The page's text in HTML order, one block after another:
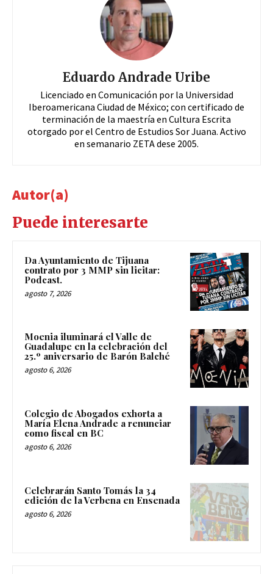
Eduardo Andrade Uribe
Licenciado en Comunicación por la Universidad
Iberoamericana Ciudad de México; con certificado de
terminación de la maestría en Cultura Escrita
otorgado por el Centro de Estudios Sor Juana. Activo
en semanario ZETA dese 2005.
Autor(a)
Puede interesarte
Da Ayuntamiento de Tijuana
contrato por 3 MMP sin licitar:
Podcast.
agosto 7, 2026
Moenia iluminará el Valle de
Guadalupe en la celebración del
25.º aniversario de Barón Balché
agosto 6, 2026
Colegio de Abogados exhorta a
María Elena Andrade a renunciar
como fiscal en BC
agosto 6, 2026
Celebrarán Santo Tomás la 34
edición de la Verbena en Ensenada
agosto 6, 2026